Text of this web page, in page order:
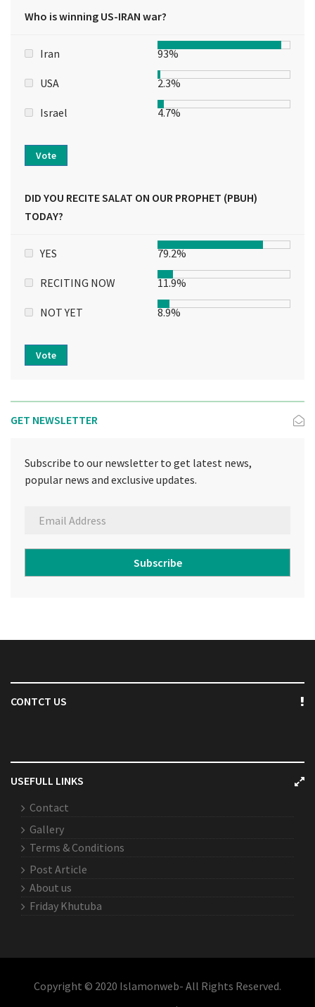
Who is winning US-IRAN war?
Iran 93%
USA 2.3%
Israel 4.7%
Vote
DID YOU RECITE SALAT ON OUR PROPHET (PBUH)
TODAY?
YES 79.2%
RECITING NOW 11.9%
NOT YET 8.9%
Vote
GET NEWSLETTER
Subscribe to our newsletter to get latest news,
popular news and exclusive updates.
Subscribe
CONTCT US
USEFULL LINKS
Contact
Gallery
Terms & Conditions
Post Article
About us
Friday Khutuba
Copyright © 2020 Islamonweb- All Rights Reserved.